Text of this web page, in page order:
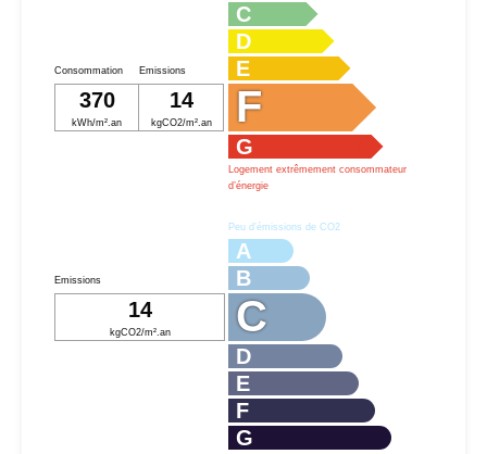
Consommation
370
kWh/m².an
Emissions
14
kgCO2/m².an
C
D
E
F
G
Logement extrêmement consommateur
d’énergie
Emissions
14
kgCO2/m².an
Peu d’émissions de CO2
A
B
C
D
E
F
G